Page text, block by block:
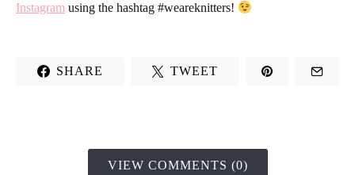
Instagram using the hashtag #weareknitters!
SHARE TWEET
VIEW COMMENTS (0)